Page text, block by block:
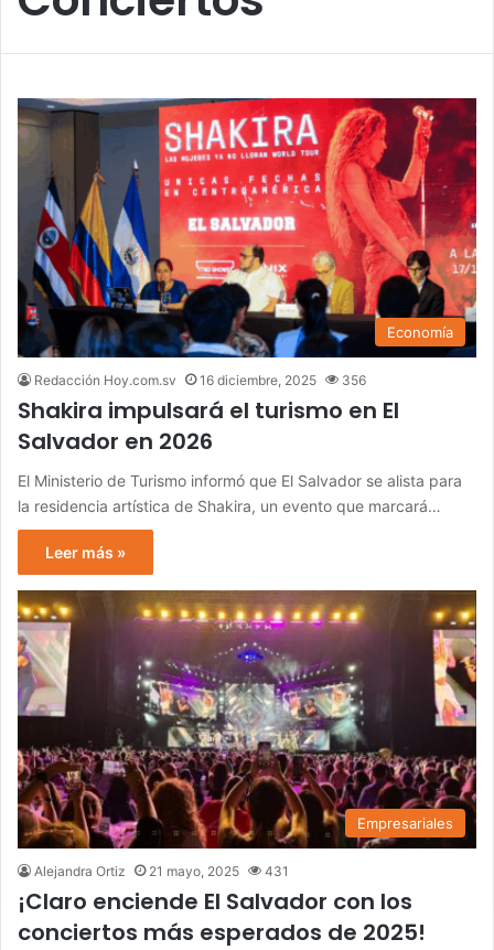
Economía
Redacción Hoy.com.sv 16 diciembre, 2025 356
Shakira impulsará el turismo en El
Salvador en 2026
El Ministerio de Turismo informó que El Salvador se alista para
la residencia artística de Shakira, un evento que marcará…
Leer más »
Empresariales
Alejandra Ortiz 21 mayo, 2025 431
¡Claro enciende El Salvador con los
conciertos más esperados de 2025!